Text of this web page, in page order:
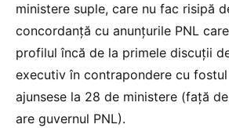
ministere suple, care nu fac risipă
concordanță cu anunțurile PNL
profilul încă de la primele discuții
executiv în contrapondere cu
ajunsese la 28 de ministere (față
are guvernul PNL).